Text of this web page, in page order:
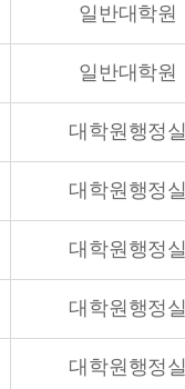
일반대학원
일반대학원
대학원행정실
대학원행정실
대학원행정실
대학원행정실
대학원행정실